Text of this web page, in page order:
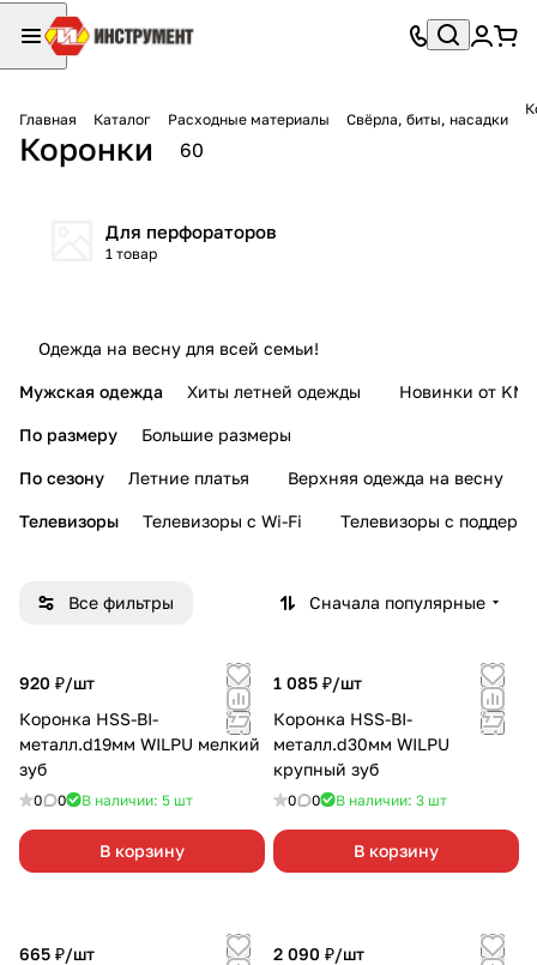
Главная Каталог Расходные материалы Свёрла, биты, насадки
Коронки 60
Для перфораторов
1 товар
Одежда на весну для всей семьи!
Мужская одежда Хиты летней одежды Новинки от KMI
По размеру Большие размеры
По сезону Летние платья Верхняя одежда на весну
Телевизоры Телевизоры с Wi-Fi Телевизоры с
Все фильтры Сначала популярные
920 ₽/шт
Коронка HSS-BI-
металл.d19мм WILPU мелкий
зуб
0 0 В наличии: 5 шт
В корзину
1 085 ₽/шт
Коронка HSS-BI-
металл.d30мм WILPU
крупный зуб
0 0 В наличии: 3 шт
В корзину
665 ₽/шт
2 090 ₽/шт